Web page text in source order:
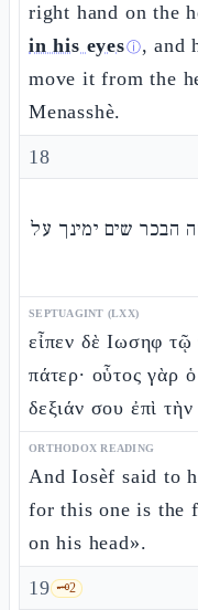
right hand on the
in his eyesⓘ, and
move it from the
Menasshè.
18
הבכר שים ימינך על
SEPTUAGINT (LXX)
εἶπεν δὲ Ιωσηφ
πάτερ· οὗτος γὰρ
δεξιάν σου ἐπὶ
ORTHODOX READING
And Iosèf said to
for this one is the
on his head».
19 🗝️2